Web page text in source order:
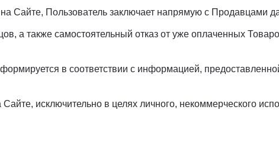
Сайте, Пользователь заключает напрямую с Продавцами
а также самостоятельный отказ от уже оплаченных
в соответствии с информацией,
исключительно в целях личного, некоммерческого